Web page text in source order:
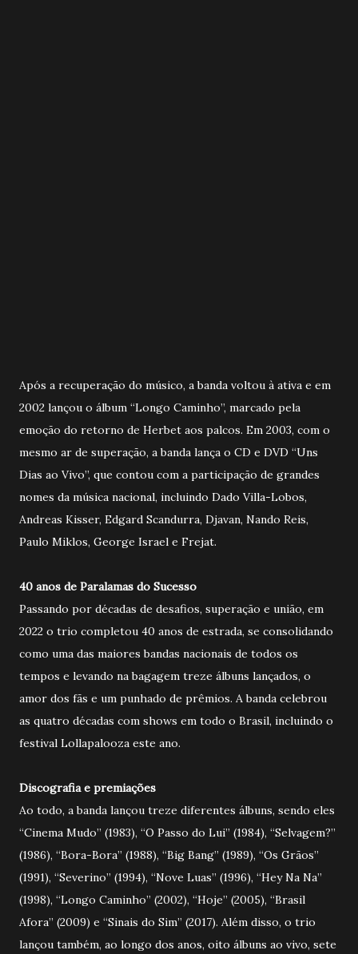
Após a recuperação do músico, a banda voltou à ativa e em
2002 lançou o álbum “Longo Caminho”, marcado pela
emoção do retorno de Herbet aos palcos. Em 2003, com o
mesmo ar de superação, a banda lança o CD e DVD “Uns
Dias ao Vivo”, que contou com a participação de grandes
nomes da música nacional, incluindo Dado Villa-Lobos,
Andreas Kisser, Edgard Scandurra, Djavan, Nando Reis,
Paulo Miklos, George Israel e Frejat.
40 anos de Paralamas do Sucesso
Passando por décadas de desafios, superação e união, em
2022 o trio completou 40 anos de estrada, se consolidando
como uma das maiores bandas nacionais de todos os
tempos e levando na bagagem treze álbuns lançados, o
amor dos fãs e um punhado de prêmios. A banda celebrou
as quatro décadas com shows em todo o Brasil, incluindo o
festival Lollapalooza este ano.
Discografia e premiações
Ao todo, a banda lançou treze diferentes álbuns, sendo eles
“Cinema Mudo” (1983), “O Passo do Lui” (1984), “Selvagem?”
(1986), “Bora-Bora” (1988), “Big Bang” (1989), “Os Grãos”
(1991), “Severino” (1994), “Nove Luas” (1996), “Hey Na Na”
(1998), “Longo Caminho” (2002), “Hoje” (2005), “Brasil
Afora” (2009) e “Sinais do Sim” (2017). Além disso, o trio
lançou também, ao longo dos anos, oito álbuns ao vivo, sete